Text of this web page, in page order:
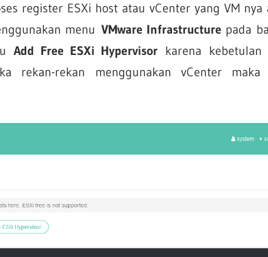
register ESXi host atau vCenter yang VM nya
menu VMware Infrastructurepada
Add Free ESXi Hypervisor karena kebetulan
rekan-rekan menggunakan vCenter maka